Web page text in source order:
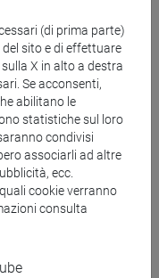
/european
/european
(di prima parte)
sito e di effettuare
X in alto a destra
Se acconsenti,
abilitano le
statistiche sul loro
condivisi
associarli ad altre
ecc.
cookie verranno
consulta